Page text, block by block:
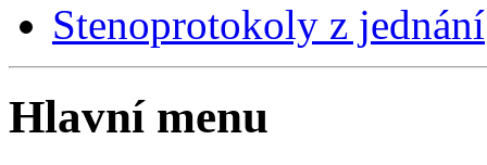
Stenoprotokoly z jednání
Hlavní menu